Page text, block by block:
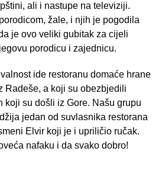
ali i nastupe na televiziji.
žale, i njih je pogodila
je ovo veliki gubitak za cijeli
porodicu i zajednicu.
ide restoranu domaće hrane
Radeše, a koji su obezbjedili
koji su došli iz Gore. Našu grupu
jedan od suvlasnika restorana
Elvir koji je i upriličio ručak.
nafaku i da svako dobro!